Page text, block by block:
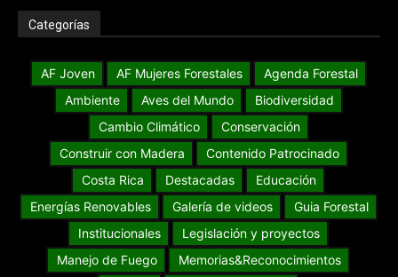
Categorías
AF Joven AF Mujeres Forestales
Agenda Forestal
Ambiente
Aves del Mundo
Biodiversidad
Cambio Climático
Conservación
Construir con Madera
Contenido Patrocinado
Costa Rica
Destacadas
Educación
Energías Renovables
Galería de videos
Guia Forestal
Institucionales
Legislación y proyectos
Manejo de Fuego
Memorias&Reconocimientos